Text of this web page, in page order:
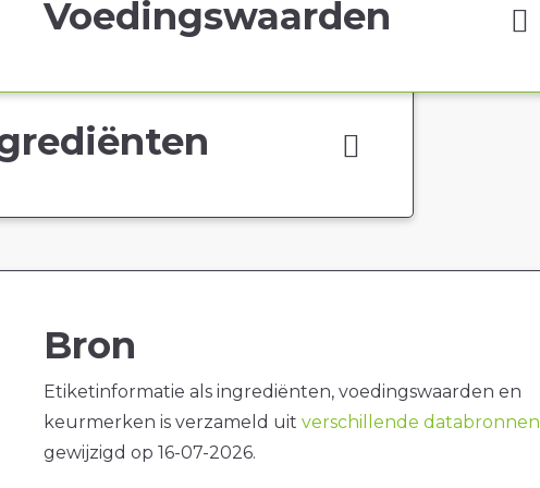
Voedingswaarden
Bron
Etiketinformatie als ingrediënten, voedingswaarden en
keurmerken is verzameld uit verschillende databronnen
gewijzigd op 16-07-2026.